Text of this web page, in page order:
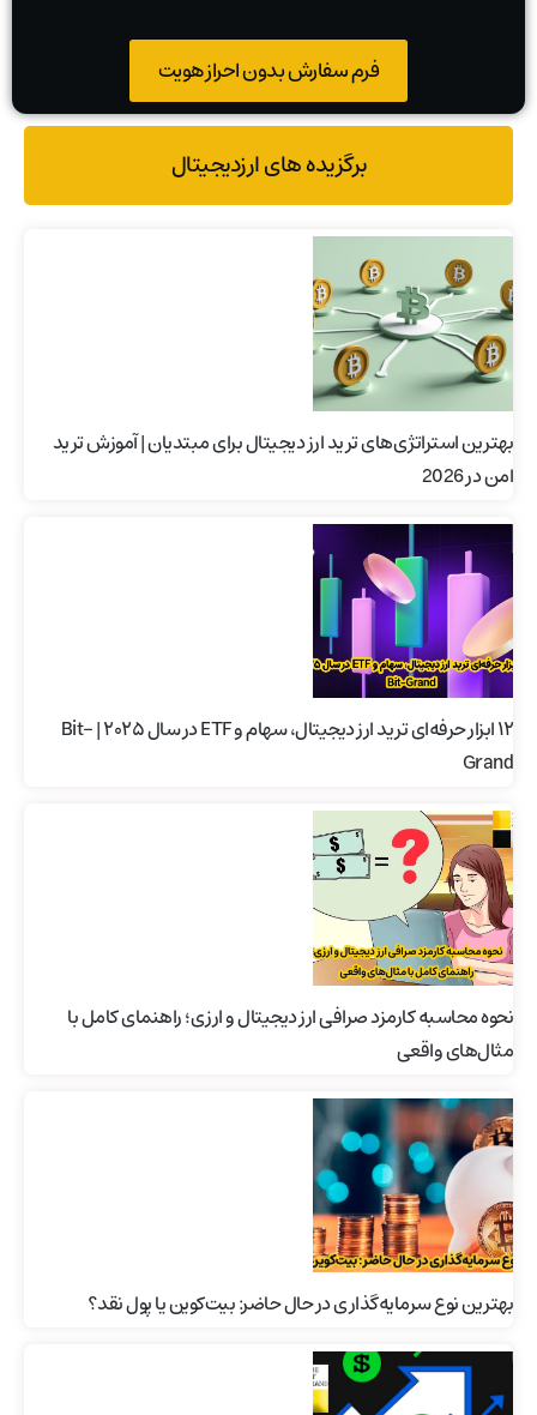
فرم سفارش بدون احراز هویت
برگزیده های ارزدیجیتال
بهترین استراتژی‌های ترید ارز دیجیتال برای مبتدیان | آموزش ترید
امن در 2026
۱۲ ابزار حرفه‌ای ترید ارز دیجیتال، سهام و ETF در سال ۲۰۲۵ | Bit-
Grand
نحوه محاسبه کارمزد صرافی ارز دیجیتال و ارزی؛ راهنمای کامل با
مثال‌های واقعی
بهترین نوع سرمایه‌گذاری در حال حاضر: بیت‌کوین یا پول نقد؟